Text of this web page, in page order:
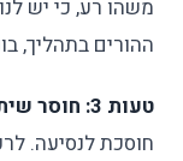
משהו רע, כי יש
ההורים בתהליך,
טעות 3: חוסר שיתוף ביעדים משפחתיים.
חוסכת לנסיעה.